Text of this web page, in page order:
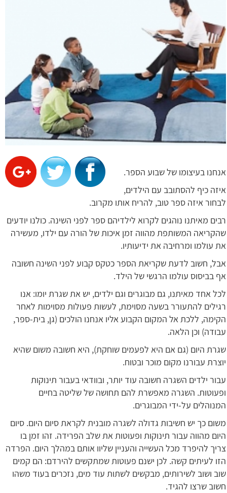
אנחנו בעיצומו של שבוע הספר.
איזה כיף להסתובב עם הילדים,
לבחור איזה ספר טוב, להריח אותו מקרוב.
רבים מאיתנו נוהגים לקרוא לילדיהם ספר לפני השינה. כולנו יודעים
שהקריאה המשותפת מהווה זמן איכות של הורה עם ילדו, מעשירה
את עולמו ומרחיבה את ידיעותיו.
אבל, חשוב לדעת שקריאת הספר כטקס קבוע לפני השינה חשובה
אף בביסוס עולמו הרגשי של הילד.
לכל אחד מאיתנו, גם מבוגרים וגם ילדים, יש את שגרת יומו: אנו
רגילים להתעורר בשעה מסוימת, לעשות פעולות מסוימות לאחר
הקימה, ללכת אל המקום הקבוע אליו אנחנו הולכים (גן, בית-ספר,
עבודה) וכן הלאה.
שגרת היום (גם אם היא לפעמים שוחקת), היא חשובה משום שהיא
יוצרת עבורנו מקום מוכר ובטוח.
עבור ילדים השגרה חשובה עוד יותר, ובוודאי בעבור תינוקות
ופעוטות. השגרה מאפשרת להם תחושה של שליטה בחיים
המנוהלים על-ידי המבוגרים.
משום כך יש חשיבות גדולה לשגרה מובנית לקראת סיום היום. סיום
היום מהווה עבור תינוקות ופעוטות את שלב הפרידה. זהו זמן בו
צריך להיפרד מכל העשייה והעניין שליוו אותם במהלך היום. הפרדה
הזו לעיתים קשה. לכן ישנם פעוטות שמתקשים להירדם: הם קמים
שוב ושוב לשירותים, מבקשים לשתות עוד מים, נזכרים בעוד משהו
חשוב שרצו להגיד.